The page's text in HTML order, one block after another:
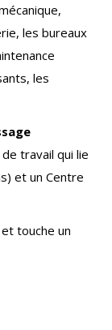
les bureaux
les
travail qui lie
et un Centre
touche un